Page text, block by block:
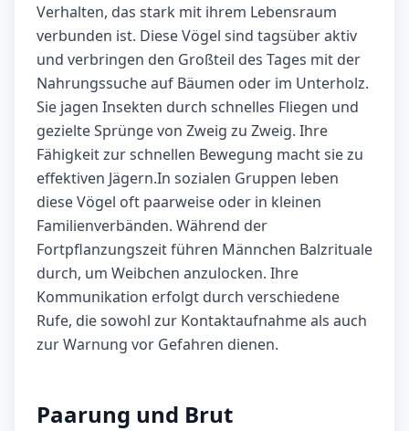
Verhalten, das stark mit ihrem Lebensraum
verbunden ist. Diese Vögel sind tagsüber aktiv
und verbringen den Großteil des Tages mit der
Nahrungssuche auf Bäumen oder im Unterholz.
Sie jagen Insekten durch schnelles Fliegen und
gezielte Sprünge von Zweig zu Zweig. Ihre
Fähigkeit zur schnellen Bewegung macht sie zu
effektiven Jägern.In sozialen Gruppen leben
diese Vögel oft paarweise oder in kleinen
Familienverbänden. Während der
Fortpflanzungszeit führen Männchen Balzrituale
durch, um Weibchen anzulocken. Ihre
Kommunikation erfolgt durch verschiedene
Rufe, die sowohl zur Kontaktaufnahme als auch
zur Warnung vor Gefahren dienen.
Paarung und Brut